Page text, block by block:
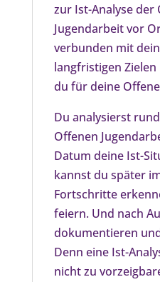
zur Ist-Analyse der
Jugendarbeit vor
verbunden mit
langfristigen
du für deine
Du analysierst
Offenen
Datum deine Ist-
kannst du später
Fortschritte
feiern. Und nach
dokumentieren
Denn eine Ist-
nicht zu